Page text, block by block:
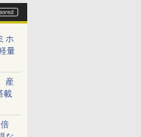
ホ
量
産
載